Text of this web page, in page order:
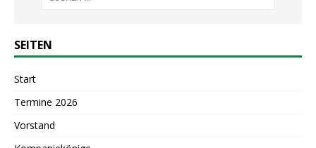
SEITEN
Start
Termine 2026
Vorstand